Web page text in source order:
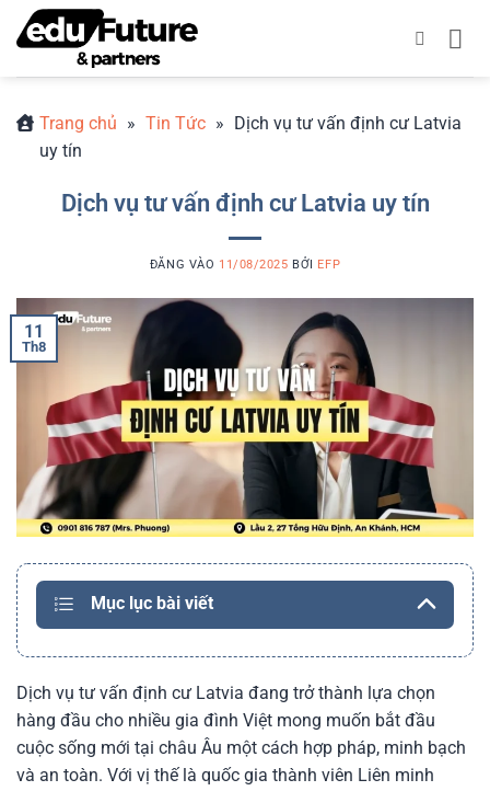
qua
Trang chủ » Tin Tức » Dịch vụ tư vấn định cư Latvia
uy tín
Dịch vụ tư vấn định cư Latvia uy tín
ĐĂNG VÀO 11/08/2025 BỞI EFP
11
Th8
Mục lục bài viết
Dịch vụ tư vấn định cư Latvia đang trở thành lựa chọn
hàng đầu cho nhiều gia đình Việt mong muốn bắt đầu
cuộc sống mới tại châu Âu một cách hợp pháp, minh bạch
và an toàn. Với vị thế là quốc gia thành viên Liên minh